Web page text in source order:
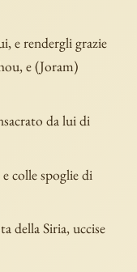
e rendergli grazie
e (Joram)
da lui di
colle spoglie di
della Siria, uccise